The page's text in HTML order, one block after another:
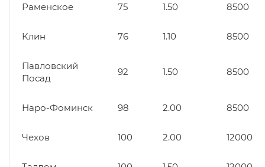
Раменское 75 1.50 8500
Клин 76 1.10 8500
Павловский
Посад
92 1.50 8500
Наро-Фоминск 98 2.00 8500
Чехов 100 2.00 12000